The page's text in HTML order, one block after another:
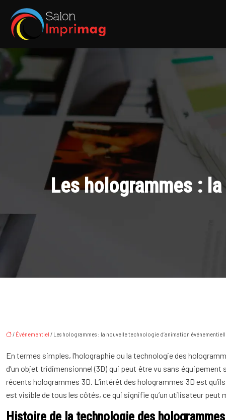
Les hologrammes :
/ Événementiel / Les hologrammes : la nouvelle technologie d’animation
En termes simples, l’holographie ou la technologie des
d’un objet tridimensionnel (3D) qui peut être vu sans
récents hologrammes 3D. L’intérêt des hologrammes 3D est
est visible de tous les côtés, ce qui signifie qu’un utilisateur peut
Histoire de la technologie des hologrammes